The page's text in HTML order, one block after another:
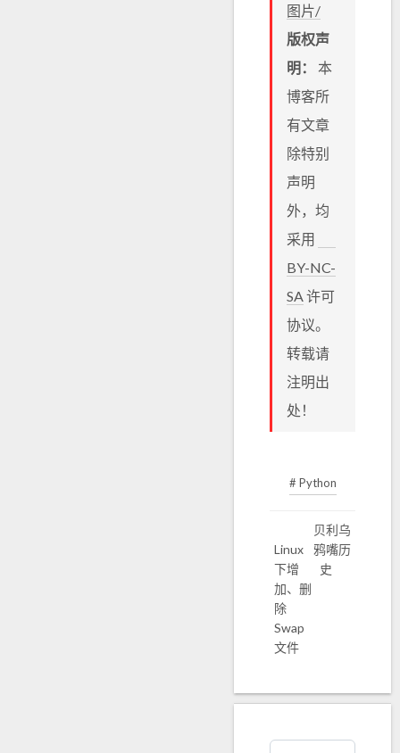
图片/
版权声
明： 本
博客所
有文章
除特别
声明
外，均
采用
BY-NC-
SA许可
协议。
转载请
注明出
处！
# Python
Linux
下增
加、删
除
Swap
文件
贝利乌
鸦嘴历
史